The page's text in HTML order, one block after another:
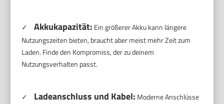
✓ Akkukapazität: Ein größerer Akku kann längere
Nutzungszeiten bieten, braucht aber meist mehr Zeit zum
Laden. Finde den Kompromiss, der zu deinem
Nutzungsverhalten passt.
✓ Ladeanschluss und Kabel: Moderne Anschlüsse